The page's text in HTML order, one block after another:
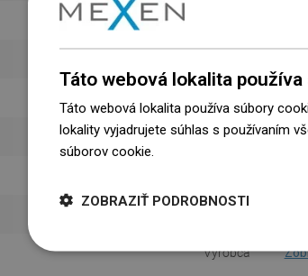
Návod na použitie
Výrobca
Táto webová lokalita
Táto webová lokalita používa súbory
lokality vyjadrujete súhlas s používaním
súborov cookie.
ZOBRAZIŤ PODROBNOSTI